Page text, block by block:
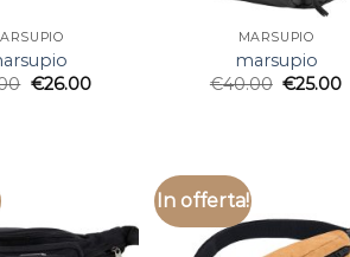
€26.00
MARSUPIO
marsupio
€40.00 €25.00
In offerta!